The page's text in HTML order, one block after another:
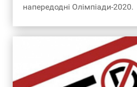
напередодні Олімпіади-2020.